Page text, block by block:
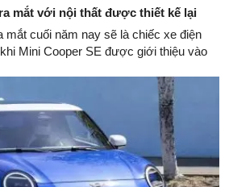
mắt với nội thất được thiết kế lại
mắt cuối năm nay sẽ là chiếc xe điện
Mini Cooper SE được giới thiệu vào